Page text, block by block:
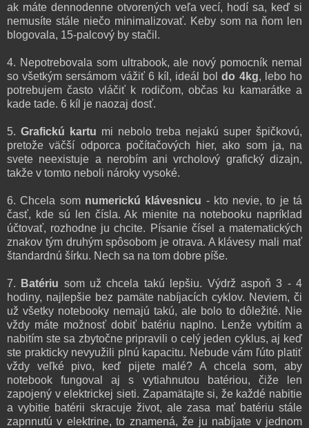
ak máte dennodenne otvorených veľa vecí, hodí sa, keď si
nemusíte stále niečo minimalizovať. Keby som na ňom len
blogovala, 15-palcový by stačil.
4. Nepotrebovala som ultrabook, ale nový pomocník nemal
so všetkým sersámom vážiť 6 kíl, ideál boldo 4kg, lebo ho
potrebujem často vláčiť k rodičom, občas ku kamarátke a
kade tade. 6 kíl je naozaj dosť.
5. Grafickú kartu mi nebolo treba nejakú super špičkovú,
pretože väčší odporca počítačových hier, ako som ja, na
svete neexistuje a nerobím ani vrcholový grafický dizajn,
takže v tomto neboli nároky vysoké.
6. Chcela som numerickú klávesnicu - kto nevie, to je tá
časť, kde sú len čísla. Ak mienite na notebooku napríklad
účtovať, rozhodne ju chcite. Písanie čísel a matematických
znakov tým druhým spôsobom je otrava. A klávesy mali mať
štandardnú šírku. Nech sa na tom dobre píše.
7. Batériu som už chcela takú lepšiu. Výdrž aspoň 3 - 4
hodiny, najlepšie bez pamäte nabíjacích cyklov. Neviem, či
už všetky notebooky nemajú takú, ale bolo to dôležité. Nie
vždy máte možnosť dobiť batériu naplno. Lenže vybitím a
nabitím ste sa zbytočne pripravili o celý jeden cyklus, aj keď
ste prakticky nevyužili plnú kapacitu. Nebude vám ľúto platiť
vždy veľké pivo, keď pijete malé? A chcela som, aby
notebook fungoval aj s vytiahnutou batériou, čiže len
zapojený v elektrickej sieti. Zapamätajte si, že každé nabitie
a vybitie batérii skracuje život, ale zasa mať batériu stále
zapnnutú v elektrine, to znamená, že ju nabíjate v jednom